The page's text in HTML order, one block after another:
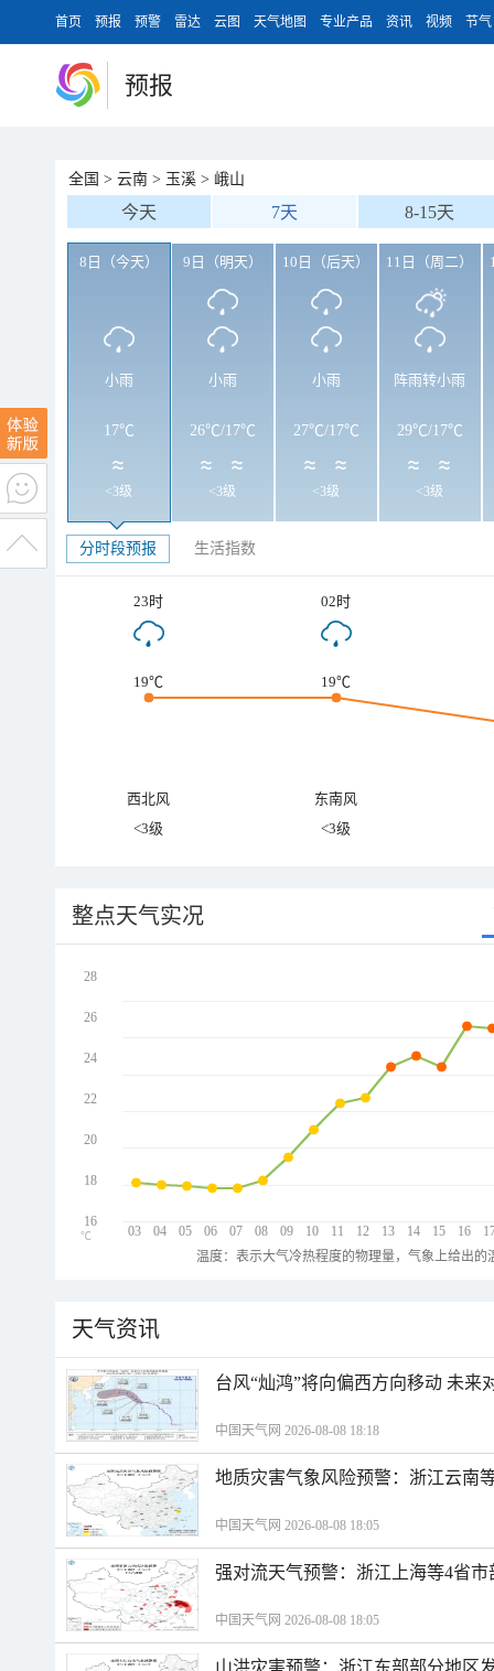
首页 预报 预警 雷达 云图 天气地图 专业产品 资讯 视频 节气
预报
全国 > 云南 > 玉溪 > 峨山
今天 7天 8-15天
8日（今天）
小雨
17℃
<3级
9日（明天）
小雨
26℃/17℃
<3级
10日（后天）
小雨
27℃/17℃
<3级
11日（周二）
阵雨转小雨
29℃/17℃
<3级
分时段预报 生活指数
23时 02时
19℃ 19℃
西北风
东南风
<3级
<3级
整点天气实况
03 04 05 06 07 08 09 10 11 12 13 14 15 16
28
26
24
22
20
18
16
℃
温度：表示大气冷热程度的物理量，气象上给出
天气资讯
台风“灿鸿”将向偏西方向移动 未来
中国天气网 2026-08-08 18:18
地质灾害气象风险预警：浙江云南
中国天气网 2026-08-08 18:05
强对流天气预警：浙江上海等4省
中国天气网 2026-08-08 18:05
山洪灾害预警：浙江东部部分地区